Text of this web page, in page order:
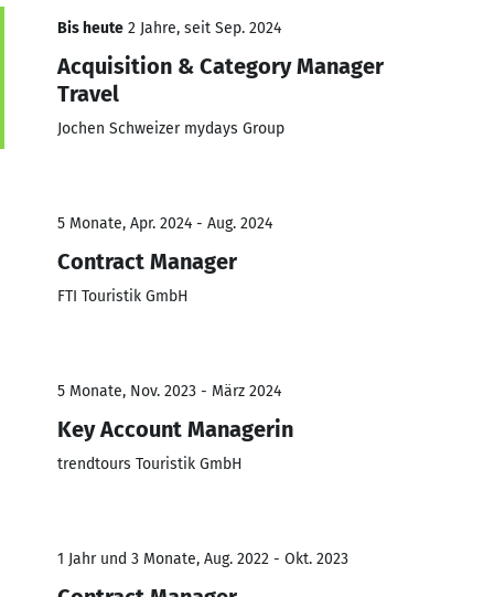
Bis heute 2 Jahre, seit Sep. 2024
Acquisition & Category Manager
Travel
Jochen Schweizer mydays Group
5 Monate, Apr. 2024 - Aug. 2024
Contract Manager
FTI Touristik GmbH
5 Monate, Nov. 2023 - März 2024
Key Account Managerin
trendtours Touristik GmbH
1 Jahr und 3 Monate, Aug. 2022 - Okt. 2023